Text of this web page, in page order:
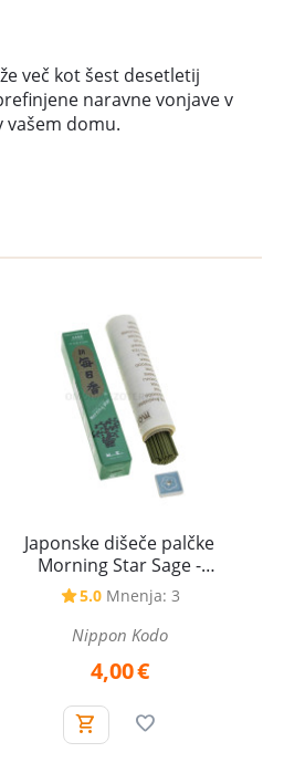
več kot šest desetletij
naravne vonjave v
vašem domu.
Japonske dišeče palčke
Morning Star Sage -
Žajbelj
5.0 Mnenja: 3
Nippon Kodo
4,00€